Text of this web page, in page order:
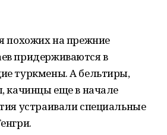
похожих на прежние
придерживаются в
туркмены. А бельтиры,
качинцы еще в начале
устраивали специальные